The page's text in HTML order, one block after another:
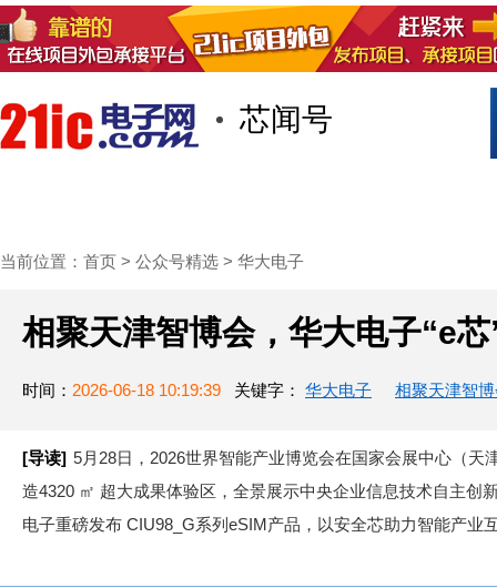
芯闻号
当前位置： 首页 > 公众号精选 > 华大电子
相聚天津智博会，华大电子“e
时间： 2026-06-18 10:19:39 关键字： 华大电子 相聚天津智
[导读] 5月28日，2026世界智能产业博览会在国家会展中心（天
造4320 ㎡ 超大成果体验区，全景展示中央企业信息技术自主创
电子重磅发布 CIU98_G系列eSIM产品，以安全芯助力智能产业